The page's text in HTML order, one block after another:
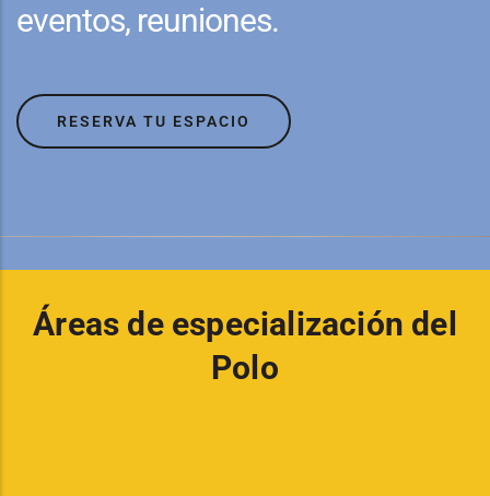
eventos, reuniones.
RESERVA TU ESPACIO
Áreas de especialización del
Polo